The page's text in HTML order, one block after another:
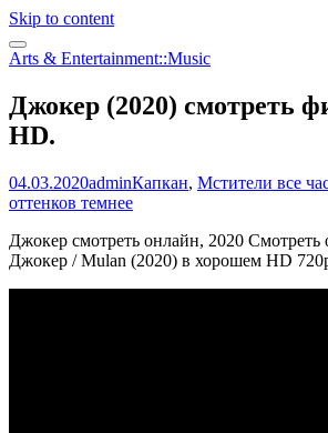
Skip to content
Arts & Entertainment::Music
Джокер (2020) смотреть
HD.
04.03.2020adminКапкан, Мстители все
оттенков темнее
Джокер смотреть онлайн, 2020
Джокер / Mulan (2020) в хорошем HD 720p